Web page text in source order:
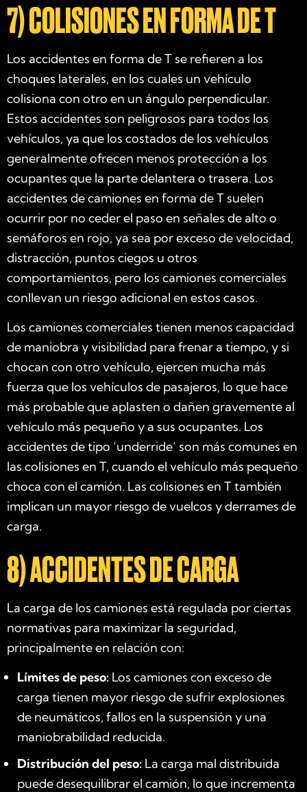
7)COLISIONES EN FORMA DE T
Los accidentes en forma de T se refieren a los
choques laterales, en los cuales un vehículo
colisiona con otro en un ángulo perpendicular.
Estos accidentes son peligrosos para todos los
vehículos, ya que los costados de los vehículos
generalmente ofrecen menos protección a los
ocupantes que la parte delantera o trasera. Los
accidentes de camiones en forma de T suelen
ocurrir por no ceder el paso en señales de alto o
semáforos en rojo, ya sea por exceso de velocidad,
distracción, puntos ciegos u otros
comportamientos, pero los camiones comerciales
conllevan un riesgo adicional en estos casos.
Los camiones comerciales tienen menos capacidad
de maniobra y visibilidad para frenar a tiempo, y si
chocan con otro vehículo, ejercen mucha más
fuerza que los vehículos de pasajeros, lo que hace
más probable que aplasten o dañen gravemente al
vehículo más pequeño y a sus ocupantes. Los
accidentes de tipo ‘underride’ son más comunes en
las colisiones en T, cuando el vehículo más pequeño
choca con el camión. Las colisiones en T también
implican un mayor riesgo de vuelcos y derrames de
carga.
8) ACCIDENTES DE CARGA
La carga de los camiones está regulada por ciertas
normativas para maximizar la seguridad,
principalmente en relación con:
Límites de peso: Los camiones con exceso de
carga tienen mayor riesgo de sufrir explosiones
de neumáticos, fallos en la suspensión y una
maniobrabilidad reducida.
Distribución del peso: La carga mal distribuida
puede desequilibrar el camión, lo que incrementa